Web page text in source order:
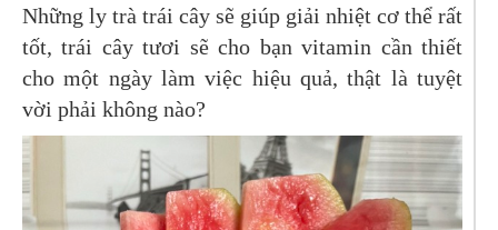
Những ly trà trái cây sẽ giúp giải nhiệt cơ thể rất
tốt, trái cây tươi sẽ cho bạn vitamin cần thiết
cho một ngày làm việc hiệu quả, thật là tuyệt
vời phải không nào?